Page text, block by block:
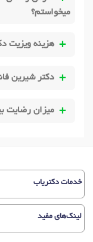
میخواستم؟
هزینه ویزیت
دکتر شیرین
میزان رضایت
خدمات دکتریاب
لینک‌های مفید